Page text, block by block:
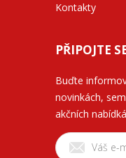
Kontakty
PŘIPOJTE
Buďte
novinkách,
akčních